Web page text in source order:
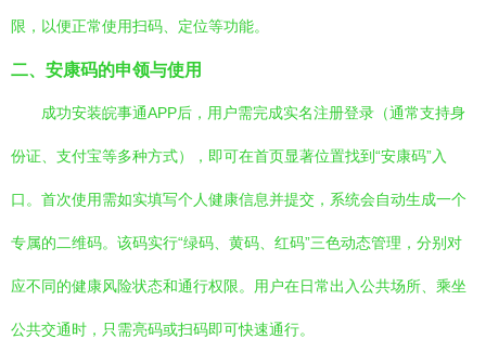
限，以便正常使用扫码、定位等功能。
二、安康码的申领与使用
成功安装皖事通APP后，用户需完成实名注册登录（通常支持身
份证、支付宝等多种方式），即可在首页显著位置找到“安康码”入
口。首次使用需如实填写个人健康信息并提交，系统会自动生成一个
专属的二维码。该码实行“绿码、黄码、红码”三色动态管理，分别对
应不同的健康风险状态和通行权限。用户在日常出入公共场所、乘坐
公共交通时，只需亮码或扫码即可快速通行。